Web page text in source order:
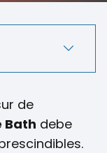
de
Bath debe